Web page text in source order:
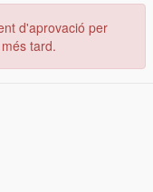
d'aprovació per
tard.